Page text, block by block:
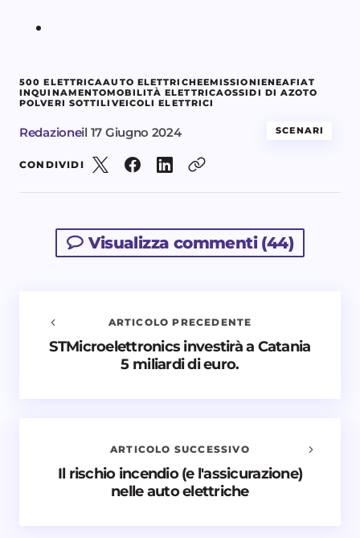
500 ELETTRICAAUTO ELETTRICHEEMISSIONIENEAFIAT
INQUINAMENTOMOBILITÀ ELETTRICAOSSIDI DI AZOTO
POLVERI SOTTILI VEICOLI ELETTRICI
Redazioneil 17 Giugno 2024 SCENARI
CONDIVIDI
Visualizza commenti (44)
Avvisami quando vengono aggiunti nuovi
ARTICOLO PRECEDENTE
STMicroelettronics investirà a Catania
5 miliardi di euro.
ARTICOLO SUCCESSIVO
Il rischio incendio (e l'assicurazione)
nelle auto elettriche